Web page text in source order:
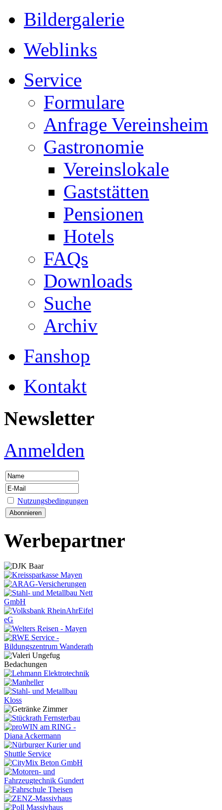
Bildergalerie
Weblinks
Service
Formulare
Anfrage Vereinsheim
Gastronomie
Vereinslokale
Gaststätten
Pensionen
Hotels
FAQs
Downloads
Suche
Archiv
Fanshop
Kontakt
Newsletter
Anmelden
Nutzungsbedingungen
Werbepartner